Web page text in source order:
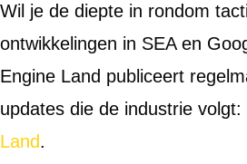
Wil je de diepte in rondom
ontwikkelingen in SEA en
Engine Land publiceert
updates die de industrie volgt:
Land.